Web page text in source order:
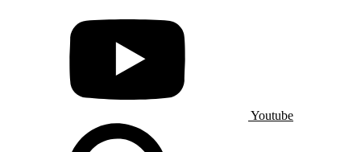
Youtube